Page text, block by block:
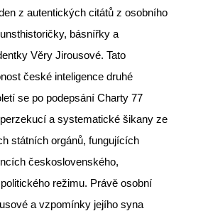
z autentických citátů z osobního
básnířky a
Věry Jirousové. Tato
české inteligence druhé
se po podepsání Charty 77
a systematické šikany ze
státních orgánů, fungujících
československého,
režimu. Právě osobní
a vzpomínky jejího syna